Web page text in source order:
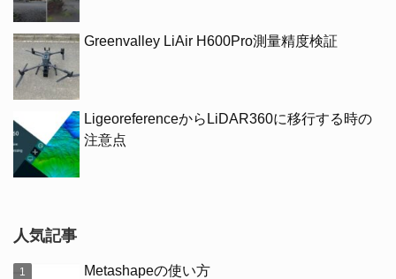
Greenvalley LiAir H600Pro測量精度検証
LigeoreferenceからLiDAR360に移行する時の
注意点
人気記事
Metashapeの使い方